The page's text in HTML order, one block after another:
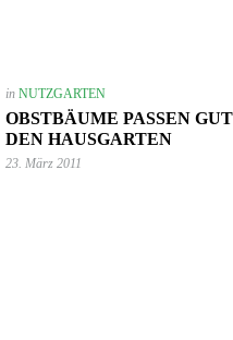
in NUTZGARTEN
OBSTBÄUME PASSEN
DEN HAUSGARTEN
23. März 2011